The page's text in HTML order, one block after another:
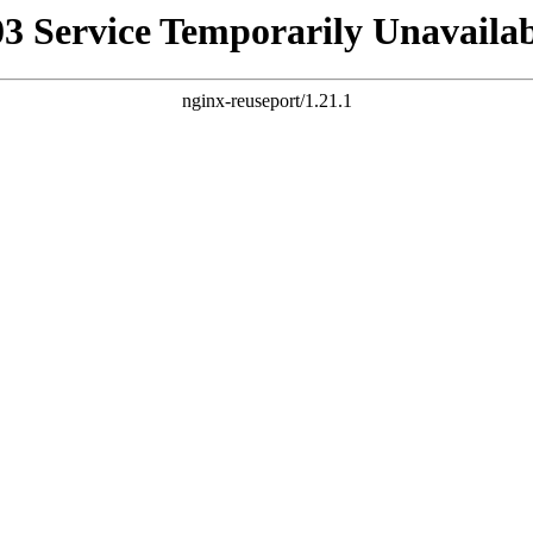
Service Temporarily
nginx-reuseport/1.21.1